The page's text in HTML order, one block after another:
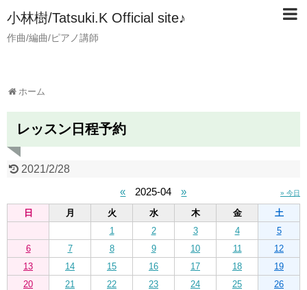
小林樹/Tatsuki.K Official site♪
作曲/編曲/ピアノ講師
ホーム
レッスン日程予約
2021/2/28
«
2025-04 » » 今日
日 月 火 水 木 金
土
1
2 3 4
5
6
7 8 9 10 11
12
13
14 15 16 17 18
19
20
21 22 23 24 25
26